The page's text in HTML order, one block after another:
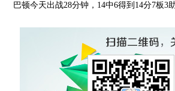
巴顿今天出战28分钟，14中6得到14分7板3助